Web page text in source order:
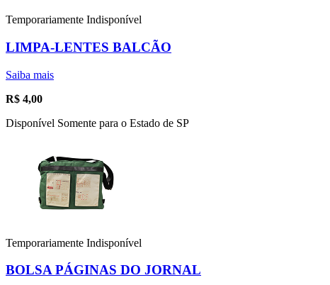
Temporariamente Indisponível
LIMPA-LENTES BALCÃO
Saiba mais
R$ 4,00
Disponível Somente para o Estado de SP
Temporariamente Indisponível
BOLSA PÁGINAS DO JORNAL